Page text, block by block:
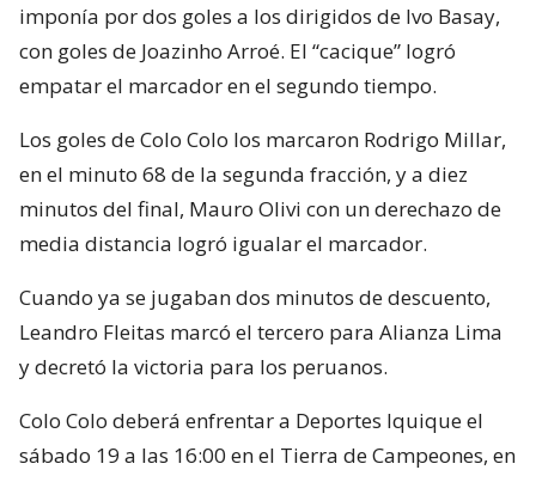
imponía por dos goles a los dirigidos de Ivo Basay,
con goles de Joazinho Arroé. El “cacique” logró
empatar el marcador en el segundo tiempo.
Los goles de Colo Colo los marcaron Rodrigo Millar,
en el minuto 68 de la segunda fracción, y a diez
minutos del final, Mauro Olivi con un derechazo de
media distancia logró igualar el marcador.
Cuando ya se jugaban dos minutos de descuento,
Leandro Fleitas marcó el tercero para Alianza Lima
y decretó la victoria para los peruanos.
Colo Colo deberá enfrentar a Deportes Iquique el
sábado 19 a las 16:00 en el Tierra de Campeones, en